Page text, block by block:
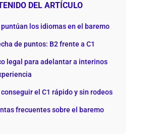
DEL ARTÍCULO
puntúan los idiomas en el baremo
de puntos: B2 frente a C1
legal para adelantar a interinos
conseguir el C1 rápido y sin rodeos
frecuentes sobre el baremo